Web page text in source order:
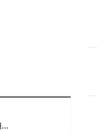
NIMASO ガラスフィルム iPhone 17 用 強化ガラス 液晶 保護フィルム 耐衝撃 高透過率 指紋防止 貼りやすい ガイド枠付き 2枚セット いPhone17（6.3インチ）対応 DSP25F1698